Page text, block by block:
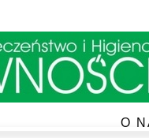
O